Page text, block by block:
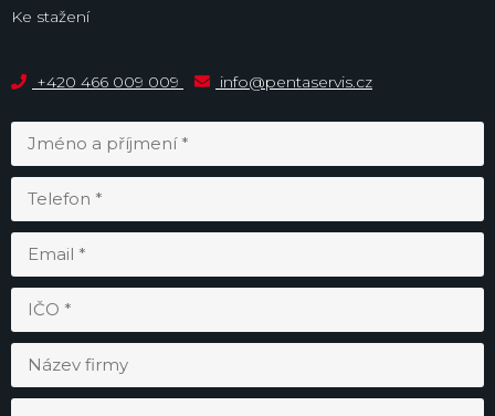
Ke stažení
+420 466 009 009 info@pentaservis.cz